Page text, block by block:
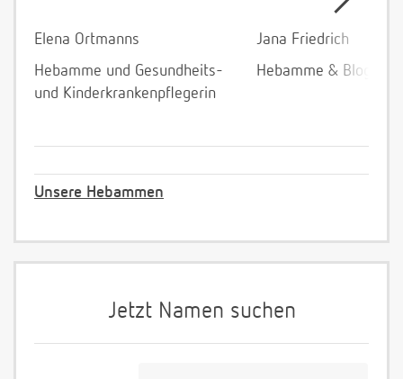
Elena Ortmanns
Hebamme und Gesundheits-
und Kinderkrankenpflegerin
Jana Friedrich
Hebamme &
Unsere Hebammen
Jetzt Namen suchen